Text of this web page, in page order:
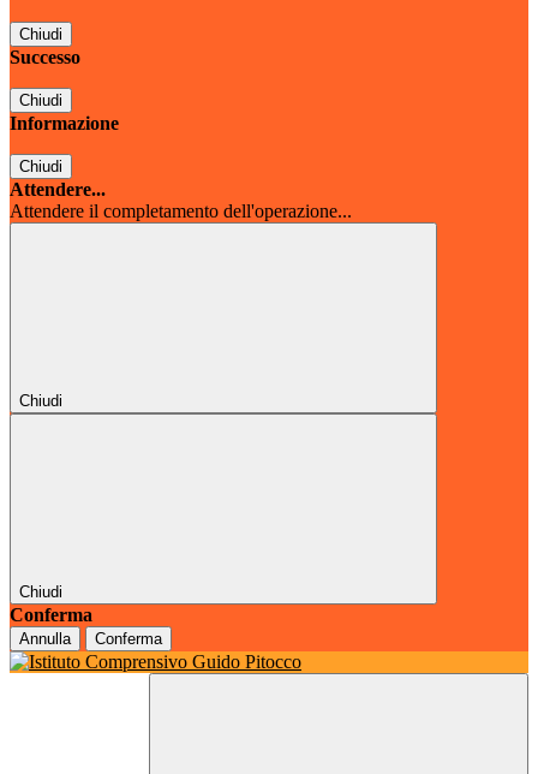
Chiudi
Successo
Chiudi
Informazione
Chiudi
Attendere...
Attendere il completamento dell'operazione...
Chiudi
Chiudi
Conferma
Annulla Conferma